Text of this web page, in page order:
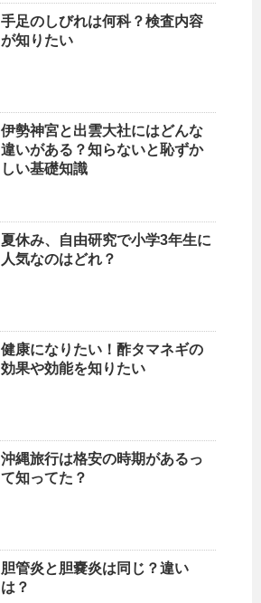
手足のしびれは何科？検査内容
が知りたい
伊勢神宮と出雲大社にはどんな
違いがある？知らないと恥ずか
しい基礎知識
夏休み、自由研究で小学3年生に
人気なのはどれ？
健康になりたい！酢タマネギの
効果や効能を知りたい
沖縄旅行は格安の時期があるっ
て知ってた？
胆管炎と胆嚢炎は同じ？違い
は？